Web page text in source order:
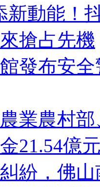
新動能！
搶占先機
發布安
業農村
21.54億
紛，佛